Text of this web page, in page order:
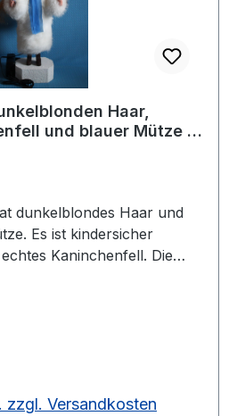
Haar,
und blauer Mütze -
dunkelblondes Haar und
Es ist kindersicher
Kaninchenfell. Die
zzgl. Versandkosten